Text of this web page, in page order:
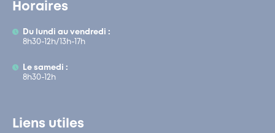
Horaires
Du lundi au vendredi :
8h30-12h/13h-17h
Le samedi :
8h30-12h
Liens utiles